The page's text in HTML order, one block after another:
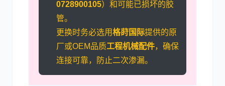
0728900105）和可能已损坏的胶
管。
更换时务必选用格莳国际提供的原
厂或OEM品质工程机械配件，确保
连接可靠，防止二次渗漏。